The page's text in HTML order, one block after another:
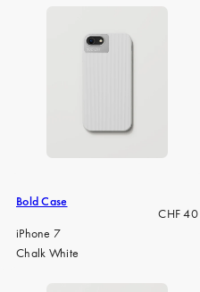
Bold Case
CHF 40
iPhone 7
Chalk White